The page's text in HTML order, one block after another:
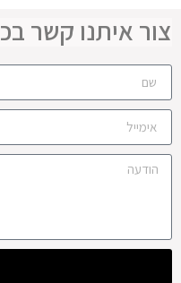
צור איתנו קשר